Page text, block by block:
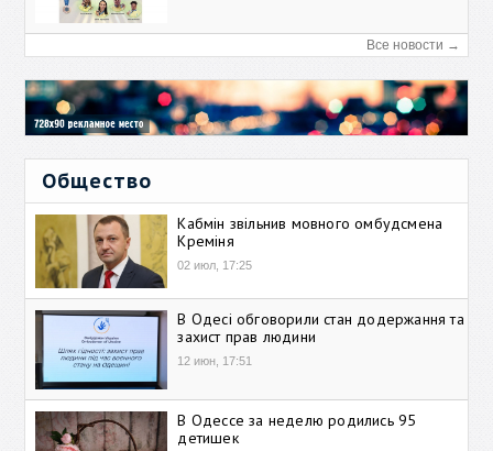
Все новости →
Общество
Кабмін звільнив мовного омбудсмена
Креміня
02 июл, 17:25
В Одесі обговорили стан додержання та
захист прав людини
12 июн, 17:51
В Одессе за неделю родились 95
детишек